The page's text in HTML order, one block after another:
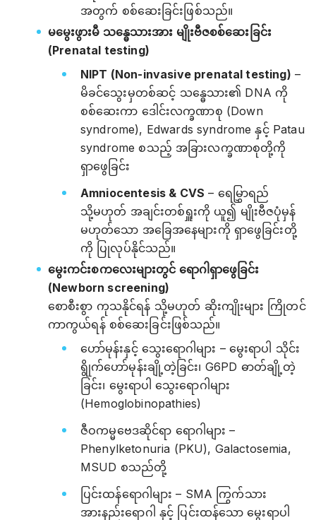
အတွက် စစ်ဆေးခြင်းဖြစ်သည်။
မမွေးဖွားမီ သန္ဓေသားအား မျိုးဗီဇစစ်ဆေးခြင်း
(Prenatal testing)
NIPT (Non-invasive prenatal testing) –
မိခင်သွေးမှတစ်ဆင့် သန္ဓေသား၏ DNA ကို
စစ်ဆေးကာ ဒေါင်းလက္ခဏာစု (Down
syndrome), Edwards syndrome နှင့် Patau
syndrome စသည့် အခြားလက္ခဏာစုတို့ကို
ရှာဖွေခြင်း
Amniocentesis & CVS – ရေမြွှာရည်
သို့မဟုတ် အချင်းတစ်ရှူးကို ယူ၍ မျိုးဗီဇပုံမှန်
မဟုတ်သော အခြေအနေများကို ရှာဖွေခြင်းတို့
ကို ပြုလုပ်နိုင်သည်။
မွေးကင်းစကလေးများတွင် ရောဂါရှာဖွေခြင်း
(Newborn screening)
စောစီးစွာ ကုသနိုင်ရန် သို့မဟုတ် ဆိုးကျိုးများ ကြိုတင်
ကာကွယ်ရန် စစ်ဆေးခြင်းဖြစ်သည်။
ဟော်မုန်းနှင့် သွေးရောဂါများ – မွေးရာပါ သိုင်း
ရွိုက်ဟော်မုန်းချို့တဲ့ခြင်း၊ G6PD ဓာတ်ချို့တဲ့
ခြင်း၊ မွေးရာပါ သွေးရောဂါများ
(Hemoglobinopathies)
ဇီဝကမ္မဗေဒဆိုင်ရာ ရောဂါများ –
Phenylketonuria (PKU), Galactosemia,
MSUD စသည်တို့
ပြင်းထန်ရောဂါများ – SMA ကြွက်သား
အားနည်းရောဂါ နှင့် ပြင်းထန်သော မွေးရာပါ